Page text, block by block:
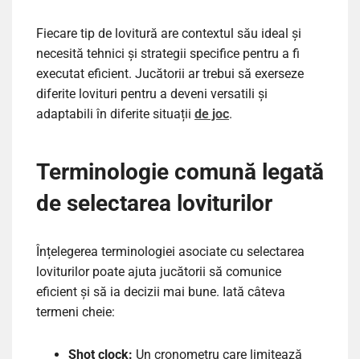
Fiecare tip de lovitură are contextul său ideal și
necesită tehnici și strategii specifice pentru a fi
executat eficient. Jucătorii ar trebui să exerseze
diferite lovituri pentru a deveni versatili și
adaptabili în diferite situații de joc.
Terminologie comună legată
de selectarea loviturilor
Înțelegerea terminologiei asociate cu selectarea
loviturilor poate ajuta jucătorii să comunice
eficient și să ia decizii mai bune. Iată câteva
termeni cheie:
Shot clock: Un cronometru care limitează